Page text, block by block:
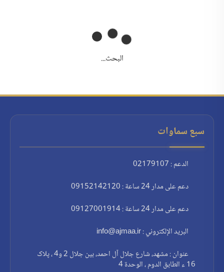
البحث...
سبع سماوات
الدعم : 02179107
دعم على مدار 24 ساعة : 09152142120
دعم على مدار 24 ساعة : 09127001914
البريد الإلكتروني : info@ajmaa.ir
عنوان : مشهد، شارع جلال آل احمد، بين جلال 2 و4 ، پلاک
16 ء الطابق الدوم ، الوحدة 4